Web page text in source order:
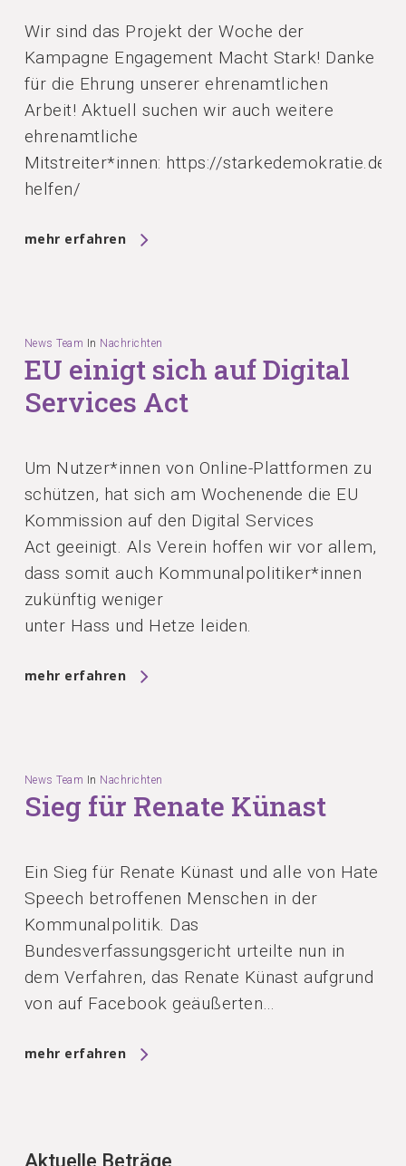
Wir sind das Projekt der Woche der
Kampagne Engagement Macht Stark! Danke
für die Ehrung unserer ehrenamtlichen
Arbeit! Aktuell suchen wir auch weitere
ehrenamtliche
Mitstreiter*innen: https://starkedemokratie.de/
helfen/
mehr erfahren
News Team In Nachrichten
EU einigt sich auf Digital
Services Act
Um Nutzer*innen von Online-Plattformen zu
schützen, hat sich am Wochenende die EU
Kommission auf den Digital Services
Act geeinigt. Als Verein hoffen wir vor allem,
dass somit auch Kommunalpolitiker*innen
zukünftig weniger
unter Hass und Hetze leiden.
mehr erfahren
News Team In Nachrichten
Sieg für Renate Künast
Ein Sieg für Renate Künast und alle von Hate
Speech betroffenen Menschen in der
Kommunalpolitik. Das
Bundesverfassungsgericht urteilte nun in
dem Verfahren, das Renate Künast aufgrund
von auf Facebook geäußerten…
mehr erfahren
Aktuelle Beträge